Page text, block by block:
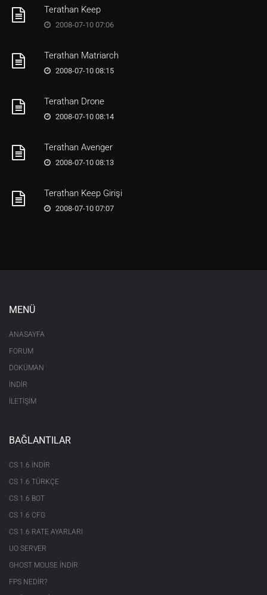
Terathan Keep
2008-07-10 07:06
Terathan Matriarch
2008-07-10 08:15
Terathan Drone
2008-07-10 08:14
Terathan Avenger
2008-07-10 08:13
Terathan Keep Girişi
2008-07-10 07:07
MENÜ
ANASAYFA
FORUM
DOKÜMAN
İNDİR
İLETİŞİM
BAĞLANTILAR
CS 1.6 INDIR
CS 1.6 TÜRKÇE
CS 1.6 BOT
CS 1.6 CFG
CS 1.6 RATE AYARLARI
UO SERVER
GHOST MOUSE INDIR
FPS NEDIR?